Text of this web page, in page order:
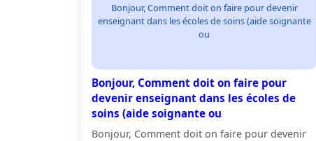
Bonjour, Comment doit on faire pour devenir
enseignant dans les écoles de soins (aide soignante
ou
Bonjour, Comment doit on faire pour
devenir enseignant dans les écoles de
soins (aide soignante ou
Bonjour, Comment doit on faire pour devenir